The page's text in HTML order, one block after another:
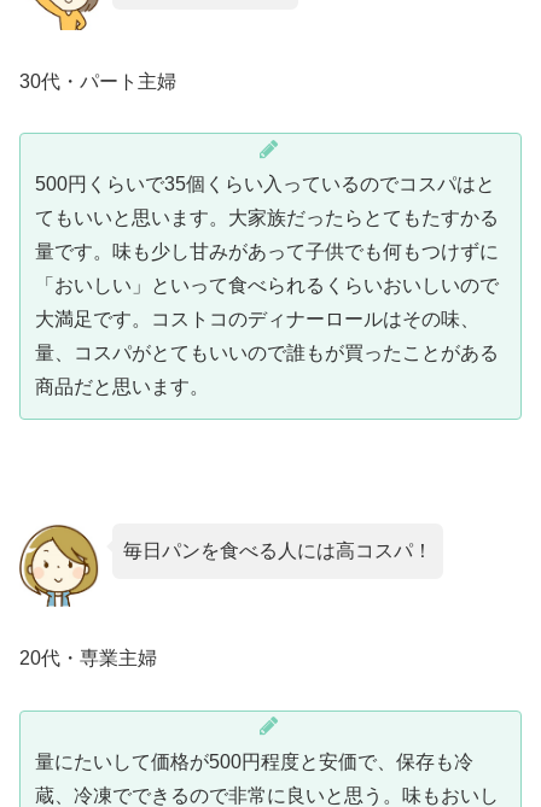
30代・パート主婦
500円くらいで35個くらい入っているのでコスパはと
てもいいと思います。大家族だったらとてもたすかる
量です。味も少し甘みがあって子供でも何もつけずに
「おいしい」といって食べられるくらいおいしいので
大満足です。コストコのディナーロールはその味、
量、コスパがとてもいいので誰もが買ったことがある
商品だと思います。
毎日パンを食べる人には高コスパ！
20代・専業主婦
量にたいして価格が500円程度と安価で、保存も冷
蔵、冷凍でできるので非常に良いと思う。味もおいし